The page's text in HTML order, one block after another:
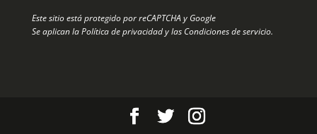
Este sitio está protegido por reCAPTCHA y Google
Se aplican laPolítica de privacidady las Condiciones de servicio.